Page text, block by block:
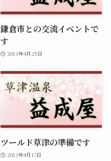
鎌倉市との交流イベントで
す
2013年4月25日
ツールド草津の準備です
2013年4月17日